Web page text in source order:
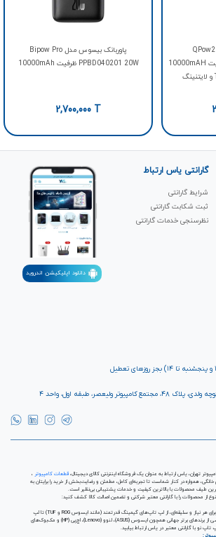
پاوربانک بیسوس مدل QPow2
P10055003113 22.5W ظرفیت 10000mAH
پاوربانک بیسوس مدل Bipow Pro
PPBD040201 20W ظرفیت 10000mAh
2,700,000 T
ولیعصر، طبقه اول، واحد ۴
گارانتی یاس ارتباط
شرایط گارانتی
ثبت شکابت‌ گارانتی
نظرسنجی خدمات گارانتی
دانلود اپلیکیشن اندروید
قطعات کامپیوتر
و لوازم جانبی، لوازم خانگی، همواره در کنار شماست تا تجربه‌ای کامل، مطمئن و رضایت‌بخش از خرید را برایتان به
طیف محصولات با بالاترین کیفیت و خدمات پشتیبانی بی‌نظیر است.
از محصولات را با گارانتی معتبر شرکتی و تضمین اصالت کالا کشف کنید:
برای هر نیاز و سلیقه‌ای، از لپ تاپ‌های گیمینگ قدرتمند (مانند ایسوس ROG و TUF) تا لپ
تاپ‌های دانشجویی، اداری و مهندسی از برندهای برتر جهانی همچون ایسوس (ASUS)، لنوو (Lenovo)، اچ‌پی (HP) و مک‌بوک‌های
تاپ نو با گارانتی معتبر در یاس ارتباط بیابید.